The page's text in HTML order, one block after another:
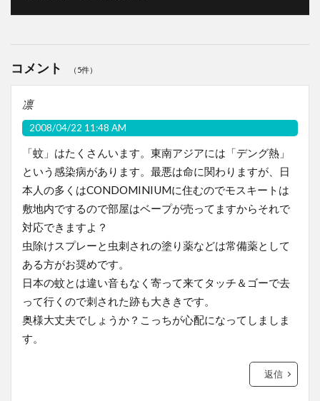
コメント （5件）
凛
2008/04/22 11:48 AM
「蚊」はたくさんいます。東南アジアには「デング熱」
という感染病があります。最悪は命に関わりますが、日
本人の多くはCONDOMINIUMに住むのでモスキートは
敷地内でするので部屋はベープが売ってますからそれで
対応できますよ？
虫除けスプレーと虫刺されの塗り薬などは常備薬として
ある方がお奨めです。
日本の蚊とは違い音もなく寄って来てタッチ＆ゴーで去
って行くので刺された跡も大ききです。
奥様大丈夫でしょうか？こっちが心配になってしましま
す。
返信